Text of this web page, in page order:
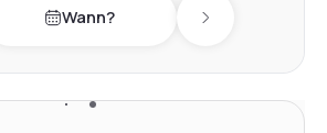
day Wann? Next day